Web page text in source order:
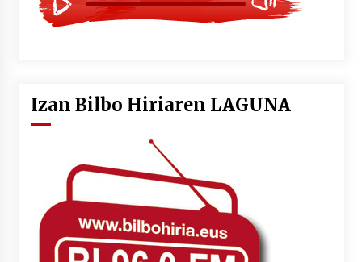
Izan Bilbo Hiriaren LAGUNA